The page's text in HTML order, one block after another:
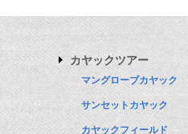
カヤックツアー
マングローブカヤック
サンセットカヤック
カヤックフィールド